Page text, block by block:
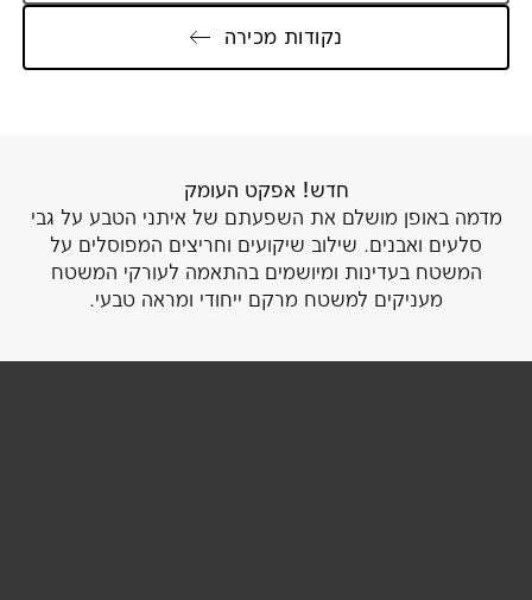
נקודות מכירה
חדש! אפקט העומק
מדמה באופן מושלם את השפעתם של איתני הטבע על גבי
סלעים ואבנים. שילוב שיקועים וחריצים המפוסלים על
המשטח בעדינות ומיושמים בהתאמה לעורקי המשטח
מעניקים למשטח מרקם ייחודי ומראה טבעי.